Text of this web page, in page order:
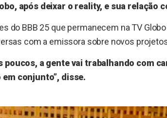
após deixar o reality, e sua relação
do BBB 25 que permanecem na TV
com a emissora sobre novos
poucos, a gente vai trabalhando com
conjunto”, disse.